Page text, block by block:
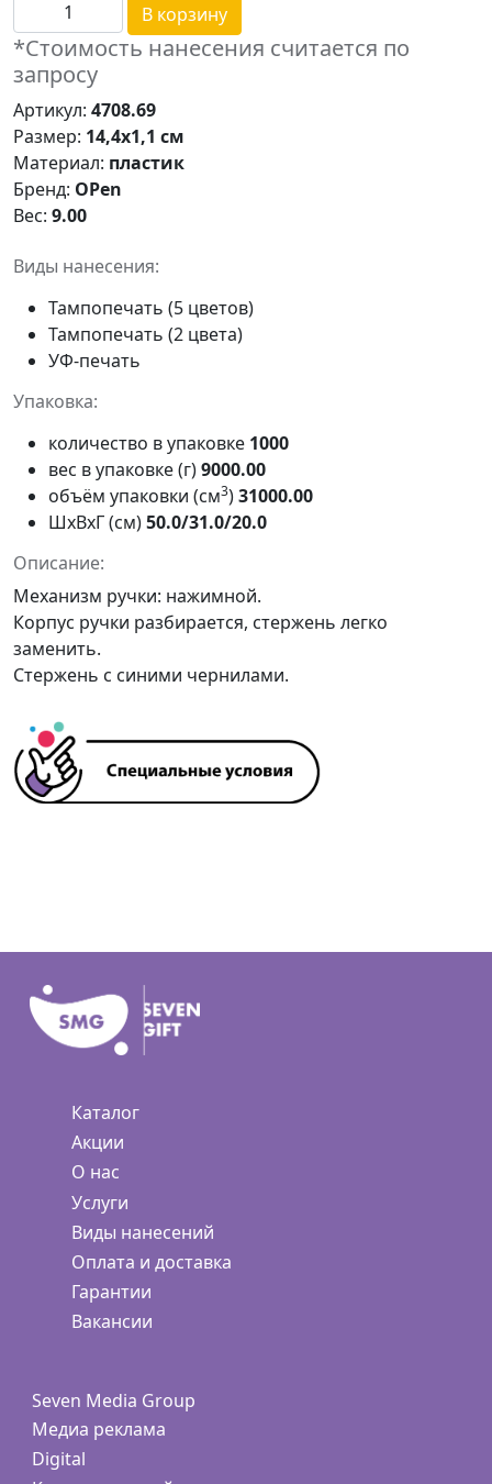
В корзину
*Стоимость нанесения считается по
запросу
Артикул: 4708.69
Размер: 14,4х1,1 см
Материал: пластик
Бренд: OPen
Вес: 9.00
Виды нанесения:
Тампопечать (5 цветов)
Тампопечать (2 цвета)
УФ-печать
Упаковка:
количество в упаковке 1000
вес в упаковке (г)9000.00
объём упаковки (см3)31000.00
ШxВxГ (см)50.0/31.0/20.0
Описание:
Механизм ручки: нажимной.
Корпус ручки разбирается, стержень легко
заменить.
Стержень с синими чернилами.
Каталог
Акции
О нас
Услуги
Виды нанесений
Оплата и доставка
Гарантии
Вакансии
Seven Media Group
Медиа реклама
Digital